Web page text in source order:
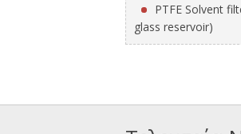
PTFE Solvent
glass reservoir)